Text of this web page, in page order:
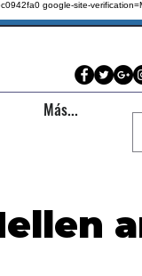
google-site-
Más...